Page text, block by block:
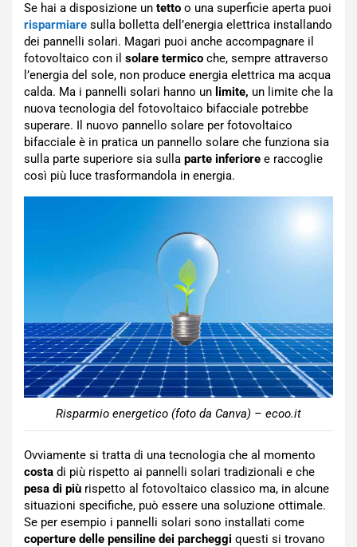
Se hai a disposizione un tetto o una superficie aperta puoi
risparmiare sulla bolletta dell’energia elettrica installando
dei pannelli solari. Magari puoi anche accompagnare il
fotovoltaico con il solare termico che, sempre attraverso
l’energia del sole, non produce energia elettrica ma acqua
calda. Ma i pannelli solari hanno un limite, un limite che la
nuova tecnologia del fotovoltaico bifacciale potrebbe
superare. Il nuovo pannello solare per fotovoltaico
bifacciale è in pratica un pannello solare che funziona sia
sulla parte superiore sia sulla parte inferiore e raccoglie
così più luce trasformandola in energia.
Risparmio energetico (foto da Canva) – ecoo.it
Ovviamente si tratta di una tecnologia che al momento
costa di più rispetto ai pannelli solari tradizionali e che
pesa di più rispetto al fotovoltaico classico ma, in alcune
situazioni specifiche, può essere una soluzione ottimale.
Se per esempio i pannelli solari sono installati come
coperture delle pensiline dei parcheggi questi si trovano